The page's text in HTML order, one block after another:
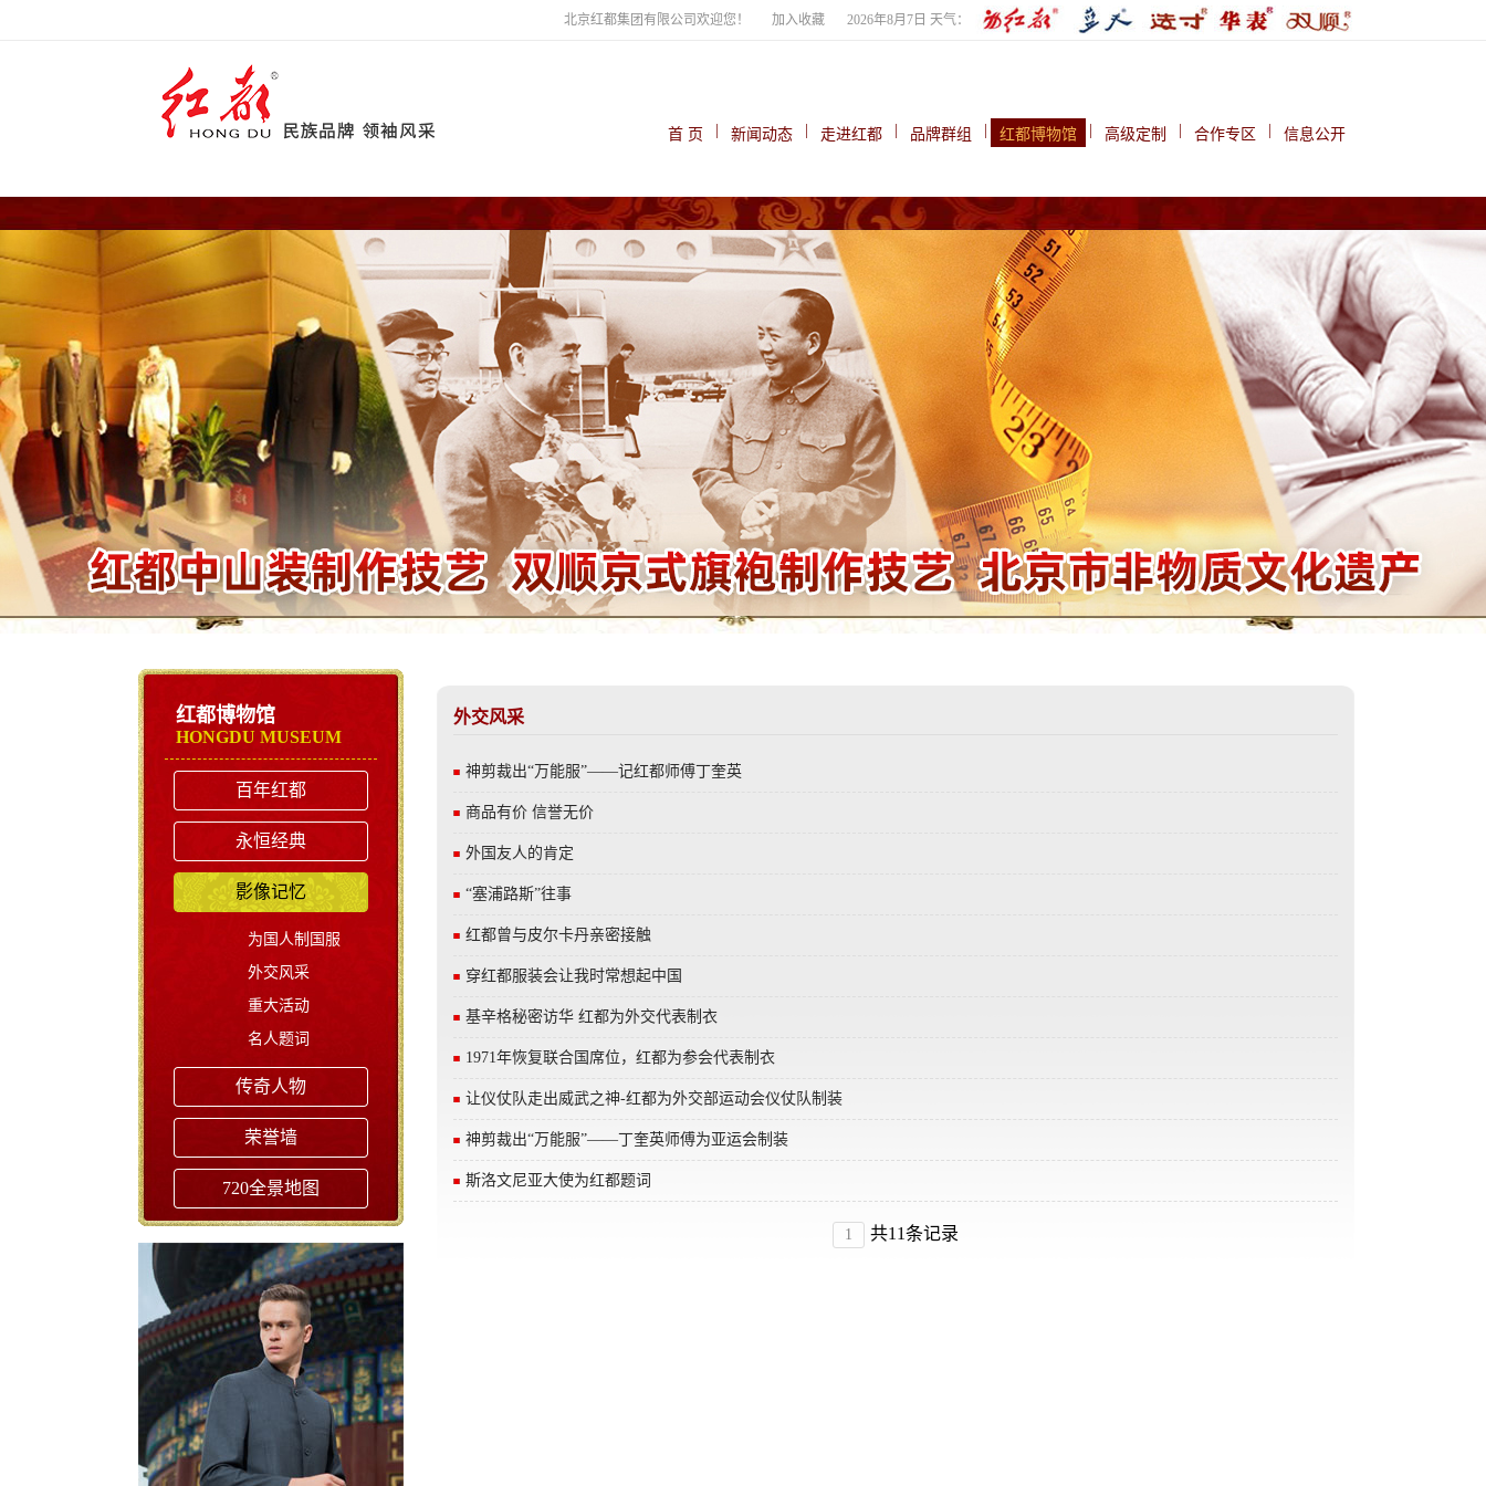
2026年8月7日 天气：
加入收藏
北京红都集团有限公司欢迎您！
信息公开
合作专区
高级定制
红都博物馆
品牌群组
走进红都
新闻动态
首 页
红都博物馆
HONGDU MUSEUM
百年红都
永恒经典
影像记忆
为国人制国服
外交风采
重大活动
名人题词
传奇人物
荣誉墙
720全景地图
外交风采
神剪裁出“万能服”——记红都师傅丁奎英
商品有价 信誉无价
外国友人的肯定
“塞浦路斯”往事
红都曾与皮尔卡丹亲密接触
穿红都服装会让我时常想起中国
基辛格秘密访华 红都为外交代表制衣
1971年恢复联合国席位，红都为参会代表制衣
让仪仗队走出威武之神-红都为外交部运动会仪仗队制装
神剪裁出“万能服”——丁奎英师傅为亚运会制装
斯洛文尼亚大使为红都题词
1 共11条记录